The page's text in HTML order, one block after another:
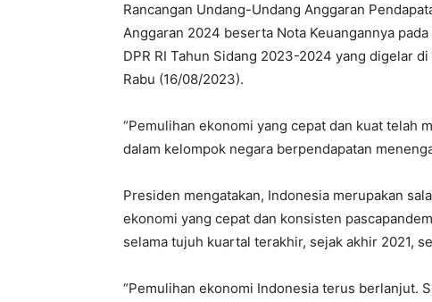
Rancangan Undang-Undang Anggaran
Anggaran 2024 beserta Nota Keuangannya
DPR RI Tahun Sidang 2023-2024 yang digelar
Rabu (16/08/2023).
“Pemulihan ekonomi yang cepat dan kuat telah
dalam kelompok negara berpendapatan
Presiden mengatakan, Indonesia merupakan
ekonomi yang cepat dan konsisten
selama tujuh kuartal terakhir, sejak akhir 2021,
“Pemulihan ekonomi Indonesia terus berlanjut.